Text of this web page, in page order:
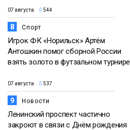
07 августа 544
8 Спорт
Игрок ФК «Норильск» Артём
Антошкин помог сборной России
взять золото в футзальном турнире
07 августа 537
9 Новости
Ленинский проспект частично
закроют в связи с Днём рождения